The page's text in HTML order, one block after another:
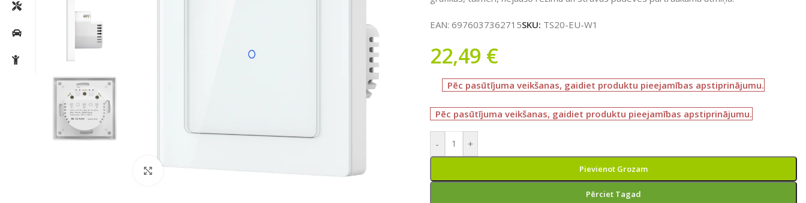
Noklikšķiniet, lai palielinātu
EAN: 6976037362715SKU: TS20-EU-W1
22,49 €
Pēc pasūtījuma veikšanas, gaidiet produktu pieejamības apstiprinājumu.
Pēc pasūtījuma veikšanas, gaidiet produktu pieejamības apstiprinājumu.
- +
Pievienot Grozam
Pērciet Tagad